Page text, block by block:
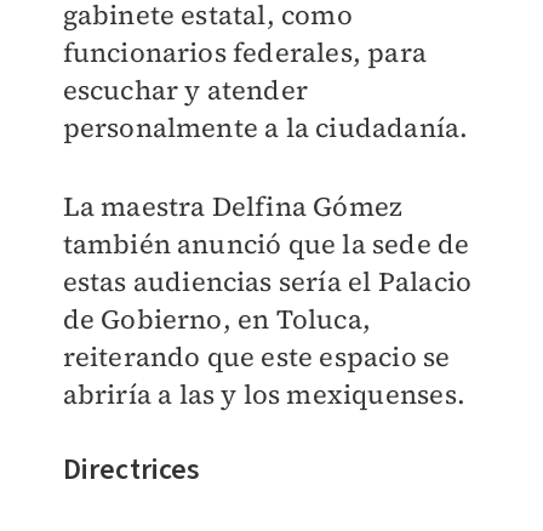
gabinete estatal, como
funcionarios federales, para
escuchar y atender
personalmente a la ciudadanía.
La maestra Delfina Gómez
también anunció que la sede de
estas audiencias sería el Palacio
de Gobierno, en Toluca,
reiterando que este espacio se
abriría a las y los mexiquenses.
Directrices